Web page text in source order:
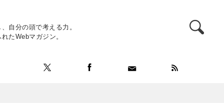
自分の頭で考える力。
たWebマガジン。